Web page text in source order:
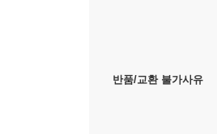
반품/교환 불가사유